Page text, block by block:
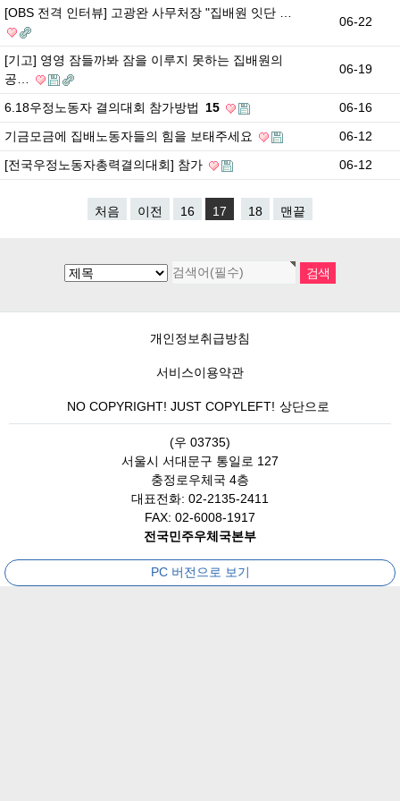
[OBS 전격 인터뷰] 고광완 사무처장 "집배원 잇단 …
06-22
[기고] 영영 잠들까봐 잠을 이루지 못하는 집배원의
공…
06-19
6.18우정노동자 결의대회 참가방법 15
06-16
기금모금에 집배노동자들의 힘을 보태주세요
06-12
[전국우정노동자총력결의대회] 참가
06-12
처음 이전 16 17 18 맨끝
개인정보취급방침
서비스이용약관
NO COPYRIGHT! JUST COPYLEFT! 상단으로
(우 03735)
서울시 서대문구 통일로 127
충정로우체국 4층
대표전화: 02-2135-2411
FAX: 02-6008-1917
전국민주우체국본부
PC 버전으로 보기